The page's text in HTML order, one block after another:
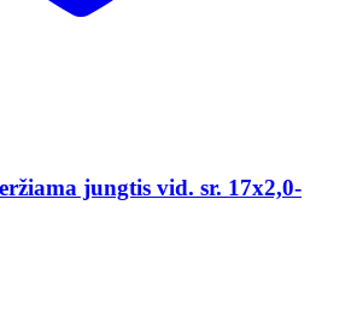
jungtis vid. sr. 17x2,0-